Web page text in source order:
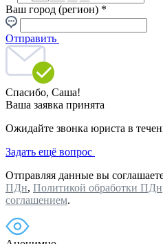
Ваш город (регион) *
Отправить
Спасибо, Саша!
Ваша заявка принята
Ожидайте звонка юриста в
Задать ещё вопрос
Отправляя данные вы
ПДн, Политикой обработки ПДн
соглашением.